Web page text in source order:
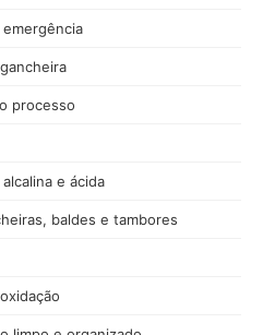
processo
e ácida
baldes e tambores